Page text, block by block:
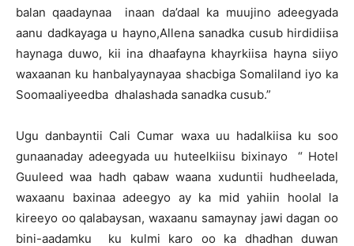
balan qaadaynaa inaan da’daal ka muujino adeegyada
aanu dadkayaga u hayno,Allena sanadka cusub hirdidiisa
haynaga duwo, kii ina dhaafayna khayrkiisa hayna siiyo
waxaanan ku hanbalyaynayaa shacbiga Somaliland iyo ka
Soomaaliyeedba dhalashada sanadka cusub.”
Ugu danbayntii Cali Cumar waxa uu hadalkiisa ku soo
gunaanaday adeegyada uu huteelkiisu bixinayo “ Hotel
Guuleed waa hadh qabaw waana xuduntii hudheelada,
waxaanu baxinaa adeegyo ay ka mid yahiin hoolal la
kireeyo oo qalabaysan, waxaanu samaynay jawi dagan oo
bini-aadamku ku kulmi karo oo ka dhadhan duwan